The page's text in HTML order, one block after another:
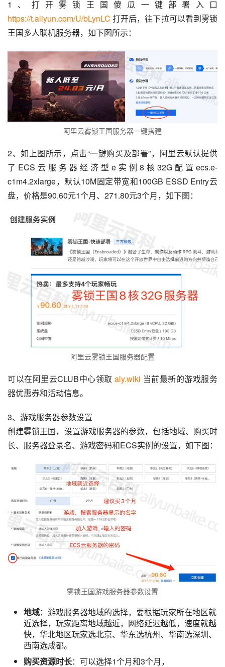
https://t.aliyun.com/U/bLynLC 打开后，往下拉可以看到雾锁
王国多人联机服务器，如下图所示：
阿里云雾锁王国服务器一键搭建
2、如上图所示，点击“一键购买及部署”，阿里云默认提供
了ECS云服务器经济型e实例8核32G配置ecs.e-
c1m4.2xlarge，默认10M固定带宽和100GB ESSD Entry云
盘，价格是90.60元1个月、271.80元3个月，如下图：
阿里云雾锁王国服务器配置
可以在阿里云CLUB中心领取 aly.wiki 当前最新的游戏服务
器优惠券和活动信息。
3、游戏服务器参数设置
创建雾锁王国，设置游戏服务器的参数，包括地域、购买时
长、服务器登录名、游戏密码和ECS实例的设置，如下图：
雾锁王国游戏服务器参数设置
地域：游戏服务器地域的选择，要根据玩家所在地区就
近选择，玩家距离地域越近，网络延迟越低，速度就越
快，华北地区玩家选北京、华东选杭州、华南选深圳、
西南选成都。
购买资源时长：可以选择1个月和3个月，